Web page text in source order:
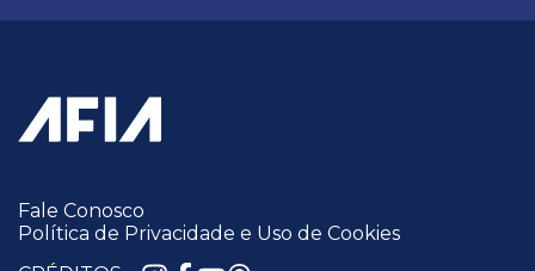
Fale Conosco
Política de Privacidade e Uso de Cookies